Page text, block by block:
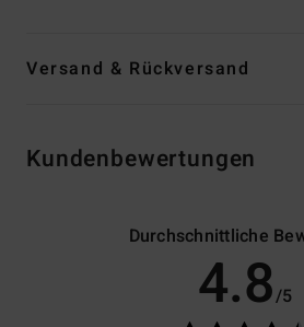
Versand & Rückversand
Kundenbewertungen
Durchschnittliche
4.8/5